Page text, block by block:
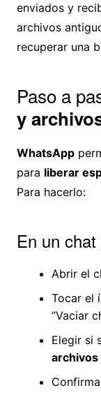
enviados y
archivos
recuperar una
Paso a
y
WhatsApp
para liberar
Para hacerlo:
En un
Abrir el
Tocar el
“Vaciar
Elegir si